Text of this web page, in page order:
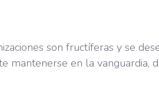
son fructíferas y se
mantenerse en la